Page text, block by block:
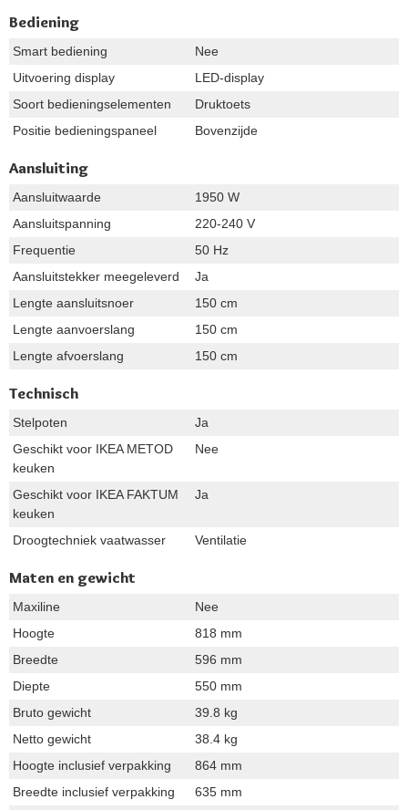
Bediening
Smart bediening
Nee
Uitvoering display
LED-display
Soort bedieningselementen
Druktoets
Positie bedieningspaneel
Bovenzijde
Aansluiting
Aansluitwaarde
1950 W
Aansluitspanning
220-240 V
Frequentie
50 Hz
Aansluitstekker meegeleverd
Ja
Lengte aansluitsnoer
150 cm
Lengte aanvoerslang
150 cm
Lengte afvoerslang
150 cm
Technisch
Stelpoten
Ja
Geschikt voor IKEA METOD
keuken
Nee
Geschikt voor IKEA FAKTUM
keuken
Ja
Droogtechniek vaatwasser Ventilatie
Maten en gewicht
Maxiline
Nee
Hoogte
818 mm
Breedte
596 mm
Diepte
550 mm
Bruto gewicht
39.8 kg
Netto gewicht
38.4 kg
Hoogte inclusief verpakking
864 mm
Breedte inclusief verpakking
635 mm